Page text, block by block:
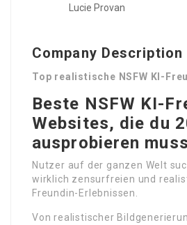
Lucie Provan
Company Description
Top realistische NSFW KI-
Beste NSFW KI-
Websites, die du
ausprobieren
Nutzer auf der ganzen Welt
wirklich zensurfreien und
Freundin-Erlebnissen.
Von realistischer